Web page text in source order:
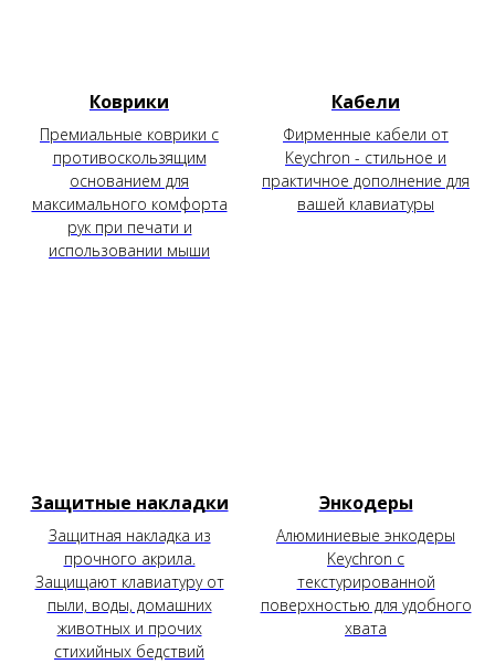
Коврики
Премиальные коврики с
противоскользящим
основанием для
максимального комфорта
рук при печати и
использовании мыши
Кабели
Фирменные кабели от
Keychron - стильное и
практичное дополнение для
вашей клавиатуры
Защитные накладки
Защитная накладка из
прочного акрила.
Защищают клавиатуру от
пыли, воды, домашних
животных и прочих
стихийных бедствий
Энкодеры
Алюминиевые энкодеры
Keychron с
текстурированной
поверхностью для удобного
хвата